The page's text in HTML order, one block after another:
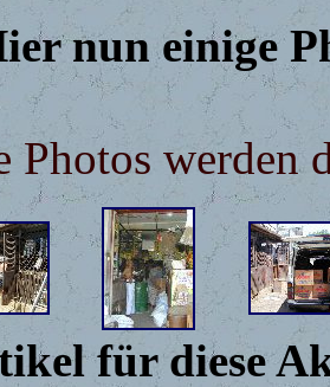
nun einige
Photos werden
für diese